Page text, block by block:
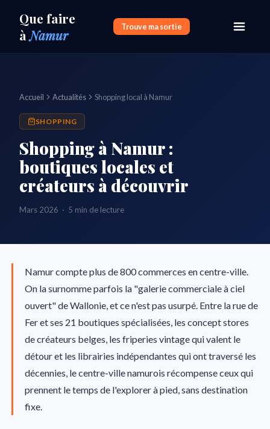
Que faire
àNamur Trouve ma sortie
Accueil Actualités Shopping local à Namur
SHOPPING
Shopping à Namur :
boutiques locales et
créateurs à découvrir
Mars 2026 · 5 min de lecture
Namur compte plus de 800 commerces en centre-ville.
On la surnomme parfois la "galerie commerciale à ciel
ouvert" de Wallonie, et ce n'est pas usurpé. Entre la rue de
Fer et ses 21 boutiques spécialisées, les concept stores
de créateurs belges, les friperies vintage qui valent le
détour et les librairies indépendantes qui ont traversé les
décennies, le centre-ville namurois récompense ceux qui
prennent le temps de l'explorer à pied, sans destination
fixe.